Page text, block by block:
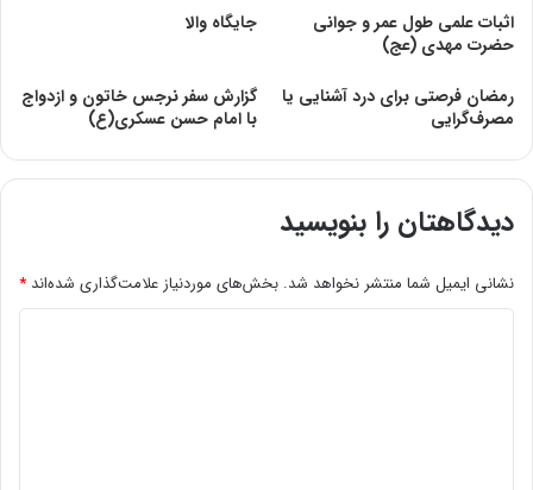
اثبات علمی طول عمر و جوانی
حضرت مهدی (عج)
جایگاه والا
رمضان فرصتی برای درد آشنایی یا
مصرف‌گرایی
گزارش سفر نرجس خاتون و ازدواج
با امام حسن عسکری(ع)
دیدگاهتان را بنویسید
نشانی ایمیل شما منتشر نخواهد شد. بخش‌های موردنیاز علامت‌گذاری شده‌اند *